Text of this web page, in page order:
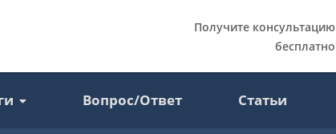
Получите консультацию
бесплатно
Вопрос/Ответ Статьи